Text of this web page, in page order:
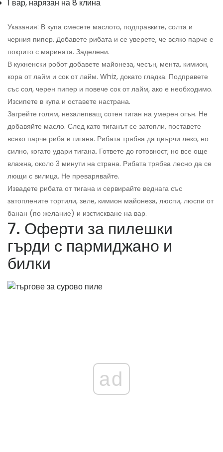
1 вар, нарязан на 8 клина
Указания: В купа смесете маслото, подправките, солта и
черния пипер. Добавете рибата и се уверете, че всяко парче е
покрито с марината. Заделени.
В кухненски робот добавете майонеза, чесън, мента, кимион,
кора от лайм и сок от лайм. Whiz, докато гладка. Подправете
със сол, черен пипер и повече сок от лайм, ако е необходимо.
Изсипете в купа и оставете настрана.
Загрейте голям, незалепващ сотен тиган на умерен огън. Не
добавяйте масло. След като тиганът се затопли, поставете
всяко парче риба в тигана. Рибата трябва да цвърчи леко, но
силно, когато удари тигана. Гответе до готовност, но все още
влажна, около 3 минути на страна. Рибата трябва лесно да се
лющи с вилица. Не преварявайте.
Извадете рибата от тигана и сервирайте веднага със
затоплените тортили, зеле, кимион майонеза, люспи, люспи от
банан (по желание) и изстискване на вар.
7. Оферти за пилешки
гърди с пармиджано и
билки
ad